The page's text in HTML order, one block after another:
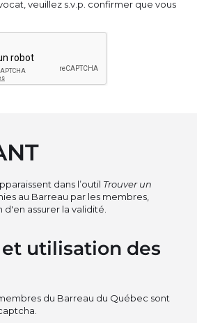
veuillez s.v.p. confirmer que vous
dans l’outil Trouver un
au Barreau par les membres,
d'en assurer la validité.
utilisation des
du Barreau du Québec sont